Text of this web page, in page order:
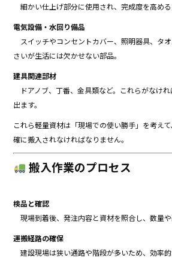
細かい仕上げ部分に使用され、完成度を高める
電気設備・水回り備品
スイッチやコンセントカバー、照明器具、タ
さいが生活には欠かせない部品。
建具関連部材
ドアノブ、丁番、金具類など。これらがなけ
出ます。
これら軽量資材は「現場での使い勝手」を考え
確に搬入されなければなりません。
搬入作業のプロセス
検品と確認
現場到着後、発注内容と資材を照合し、数量や
運搬経路の確保
建設現場は狭い通路や階段が多いため、効率